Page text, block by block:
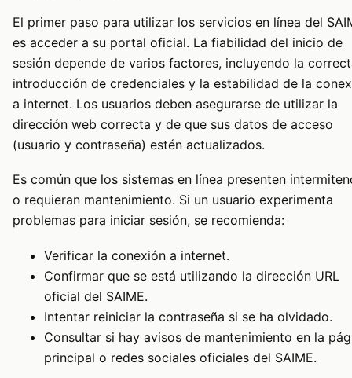
El primer paso para utilizar los servicios en línea del
es acceder a su portal oficial. La fiabilidad del inicio de
sesión depende de varios factores, incluyendo la
introducción de credenciales y la estabilidad de la
a internet. Los usuarios deben asegurarse de utilizar la
dirección web correcta y de que sus datos de acceso
(usuario y contraseña) estén actualizados.
Es común que los sistemas en línea presenten
o requieran mantenimiento. Si un usuario experimenta
problemas para iniciar sesión, se recomienda:
Verificar la conexión a internet.
Confirmar que se está utilizando la dirección URL
oficial del SAIME.
Intentar reiniciar la contraseña si se ha olvidado.
Consultar si hay avisos de mantenimiento en la
principal o redes sociales oficiales del SAIME.